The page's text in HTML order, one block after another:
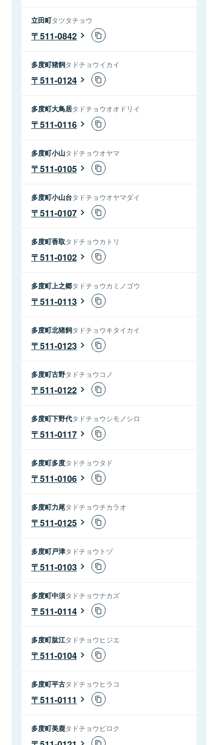
立田町タツタチョウ
511-0842
多度町猪飼タドチョウイカイ
511-0124
多度町大鳥居タドチョウオオドリイ
511-0116
多度町小山タドチョウオヤマ
511-0105
多度町小山台タドチョウオヤマダイ
511-0107
多度町香取タドチョウカトリ
511-0102
多度町上之郷タドチョウカミノゴウ
511-0113
多度町北猪飼タドチョウキタイカイ
511-0123
多度町古野タドチョウコノ
511-0122
多度町下野代タドチョウシモノシロ
511-0117
多度町多度タドチョウタド
511-0106
多度町力尾タドチョウチカラオ
511-0125
多度町戸津タドチョウトヅ
511-0103
多度町中須タドチョウナカズ
511-0114
多度町肱江タドチョウヒジエ
511-0104
多度町平古タドチョウヒラコ
511-0111
多度町美鹿タドチョウビロク